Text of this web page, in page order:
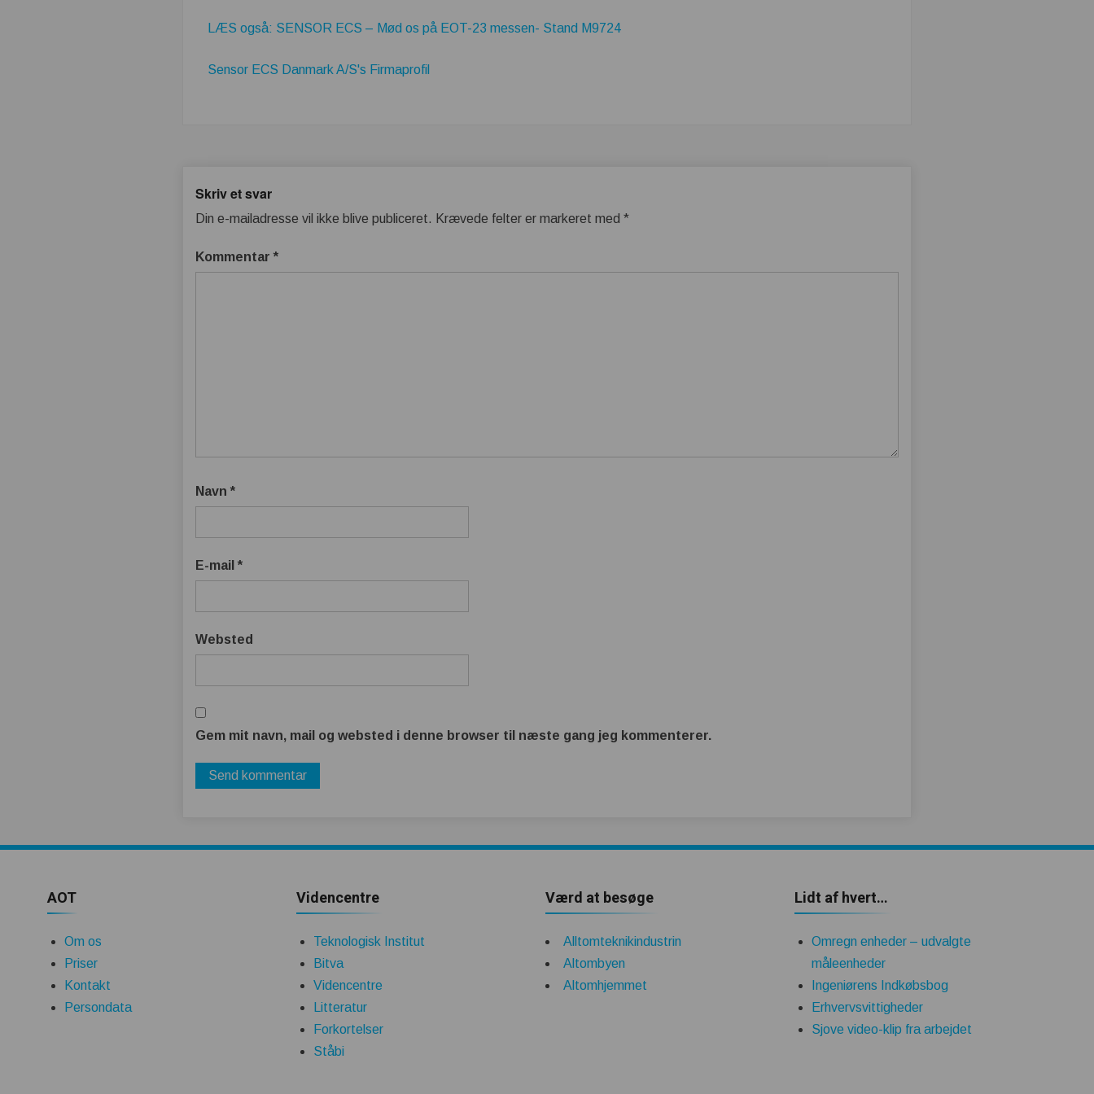
LÆS også: SENSOR ECS – Mød os på EOT-23 messen- Stand M9724
Sensor ECS Danmark A/S's Firmaprofil
Skriv et svar
Din e-mailadresse vil ikke blive publiceret. Krævede felter er markeret med*
Kommentar*
Navn*
E-mail*
Websted
Gem mit navn, mail og websted i denne browser til næste gang jeg kommenterer.
AOT
Om os
Priser
Kontakt
Persondata
Videncentre
Teknologisk Institut
Bitva
Videncentre
Litteratur
Forkortelser
Ståbi
Værd at besøge
Alltomteknikindustrin
Altombyen
Altomhjemmet
Lidt af hvert…
Omregn enheder – udvalgte
måleenheder
Ingeniørens Indkøbsbog
Erhvervsvittigheder
Sjove video-klip fra arbejdet